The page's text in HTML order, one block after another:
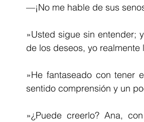
—¡No me hable de sus
»Usted sigue sin entender;
de los deseos, yo realmente
»He fantaseado con tener
sentido comprensión y un
»¿Puede creerlo? Ana,